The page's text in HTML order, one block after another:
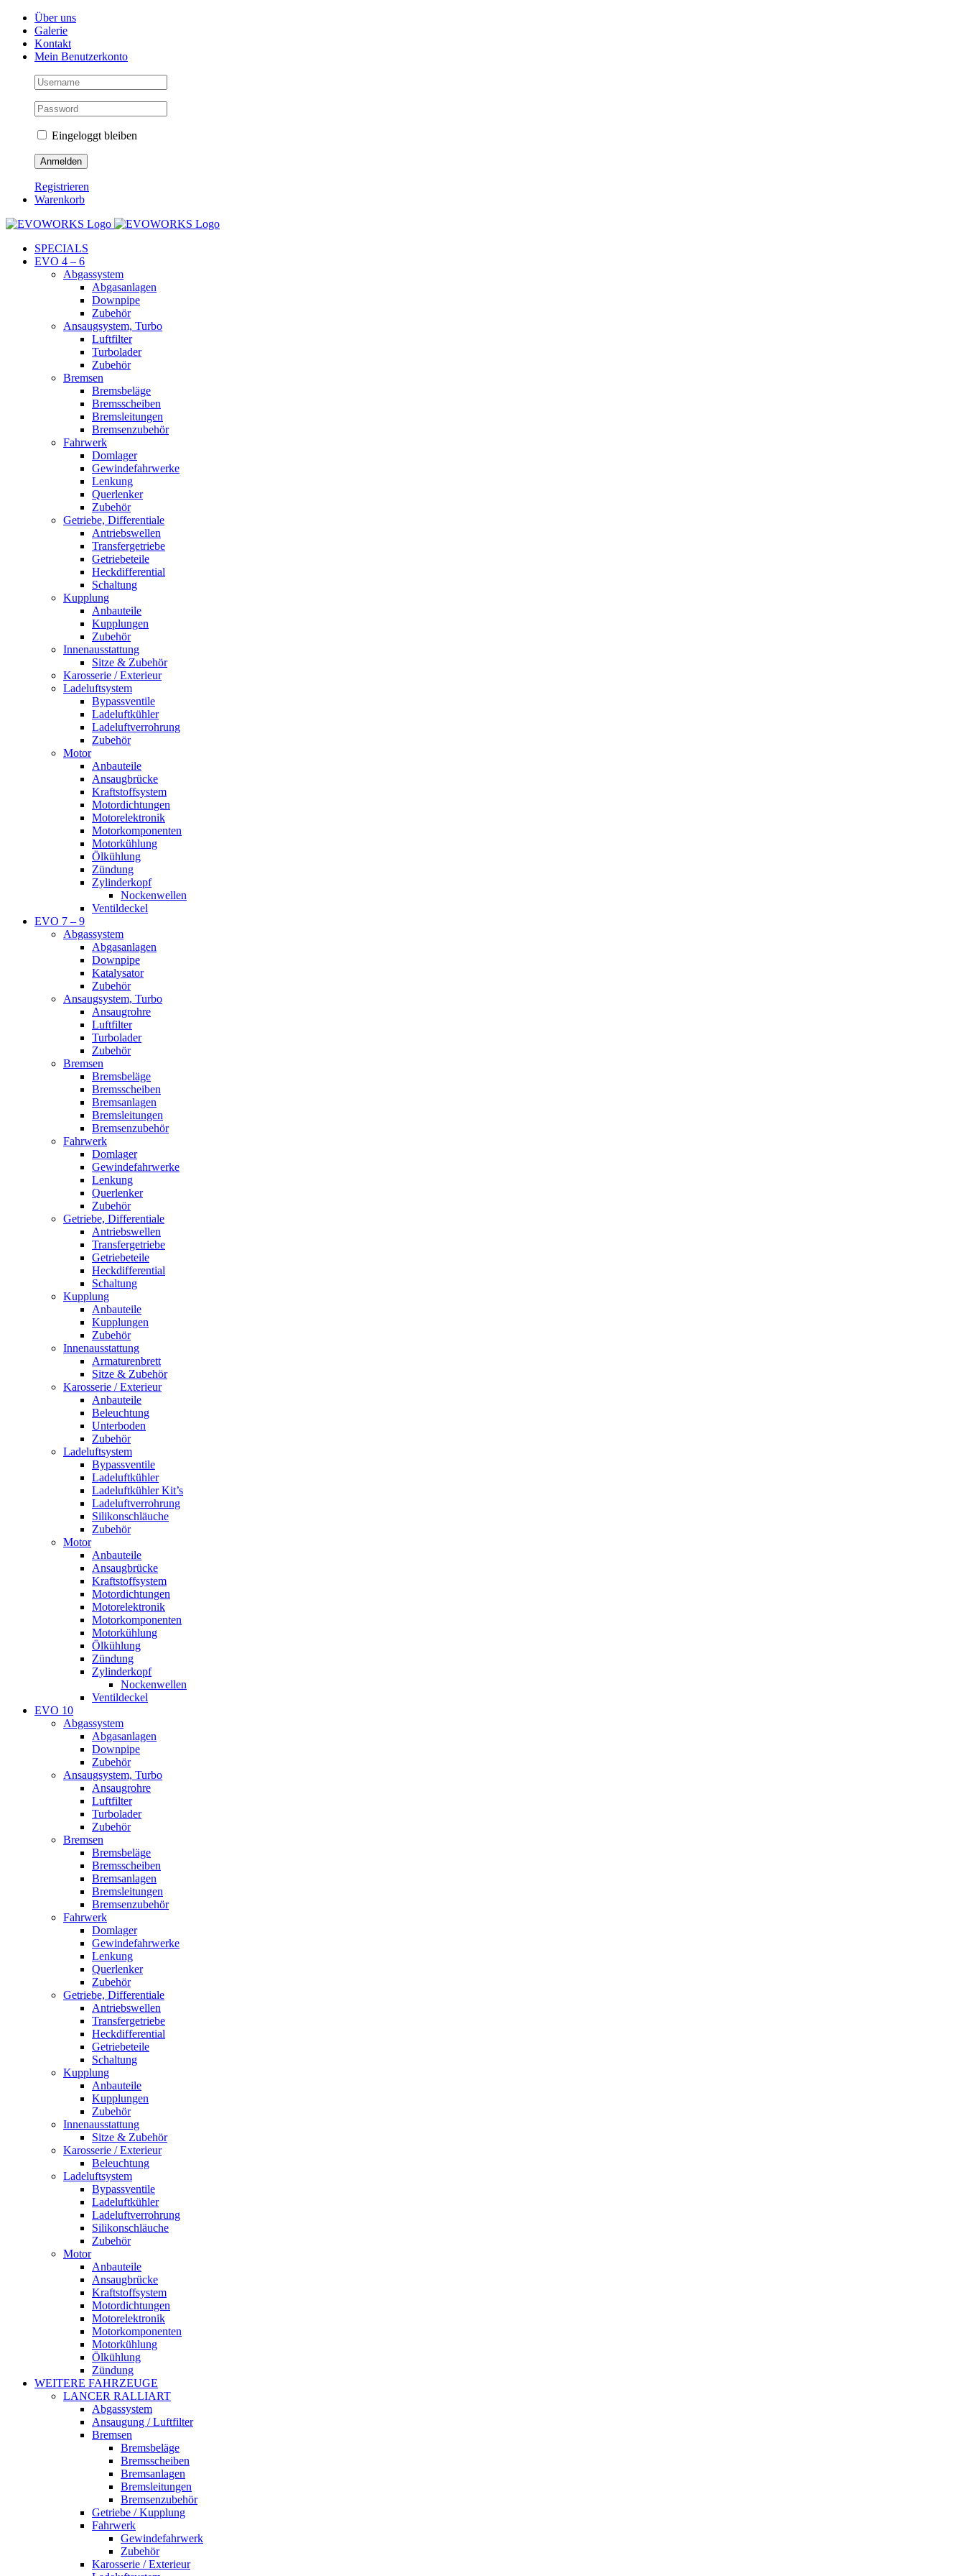
Skip
content
Facebook
Instagram
YouTubeÜber uns
Galerie
Kontakt
Mein Benutzerkonto
Eingeloggt bleiben
Registrieren
Warenkorb
SPECIALS
EVO 4 – 6
Abgassystem
Abgasanlagen
Downpipe
Zubehör
Ansaugsystem, Turbo
Luftfilter
Turbolader
Zubehör
Bremsen
Bremsbeläge
Bremsscheiben
Bremsleitungen
Bremsenzubehör
Fahrwerk
Domlager
Gewindefahrwerke
Lenkung
Querlenker
Zubehör
Getriebe, Differentiale
Antriebswellen
Transfergetriebe
Getriebeteile
Heckdifferential
Schaltung
Kupplung
Anbauteile
Kupplungen
Zubehör
Innenausstattung
Sitze & Zubehör
Karosserie / Exterieur
Ladeluftsystem
Bypassventile
Ladeluftkühler
Ladeluftverrohrung
Zubehör
Motor
Anbauteile
Ansaugbrücke
Kraftstoffsystem
Motordichtungen
Motorelektronik
Motorkomponenten
Motorkühlung
Ölkühlung
Zündung
Zylinderkopf
Nockenwellen
Ventildeckel
EVO 7 – 9
Abgassystem
Abgasanlagen
Downpipe
Katalysator
Zubehör
Ansaugsystem, Turbo
Ansaugrohre
Luftfilter
Turbolader
Zubehör
Bremsen
Bremsbeläge
Bremsscheiben
Bremsanlagen
Bremsleitungen
Bremsenzubehör
Fahrwerk
Domlager
Gewindefahrwerke
Lenkung
Querlenker
Zubehör
Getriebe, Differentiale
Antriebswellen
Transfergetriebe
Getriebeteile
Heckdifferential
Schaltung
Kupplung
Anbauteile
Kupplungen
Zubehör
Innenausstattung
Armaturenbrett
Sitze & Zubehör
Karosserie / Exterieur
Anbauteile
Beleuchtung
Unterboden
Zubehör
Ladeluftsystem
Bypassventile
Ladeluftkühler
Ladeluftkühler Kit’s
Ladeluftverrohrung
Silikonschläuche
Zubehör
Motor
Anbauteile
Ansaugbrücke
Kraftstoffsystem
Motordichtungen
Motorelektronik
Motorkomponenten
Motorkühlung
Ölkühlung
Zündung
Zylinderkopf
Nockenwellen
Ventildeckel
EVO 10
Abgassystem
Abgasanlagen
Downpipe
Zubehör
Ansaugsystem, Turbo
Ansaugrohre
Luftfilter
Turbolader
Zubehör
Bremsen
Bremsbeläge
Bremsscheiben
Bremsanlagen
Bremsleitungen
Bremsenzubehör
Fahrwerk
Domlager
Gewindefahrwerke
Lenkung
Querlenker
Zubehör
Getriebe, Differentiale
Antriebswellen
Transfergetriebe
Heckdifferential
Getriebeteile
Schaltung
Kupplung
Anbauteile
Kupplungen
Zubehör
Innenausstattung
Sitze & Zubehör
Karosserie / Exterieur
Beleuchtung
Ladeluftsystem
Bypassventile
Ladeluftkühler
Ladeluftverrohrung
Silikonschläuche
Zubehör
Motor
Anbauteile
Ansaugbrücke
Kraftstoffsystem
Motordichtungen
Motorelektronik
Motorkomponenten
Motorkühlung
Ölkühlung
Zündung
WEITERE FAHRZEUGE
LANCER RALLIART
Abgassystem
Ansaugung / Luftfilter
Bremsen
Bremsbeläge
Bremsscheiben
Bremsanlagen
Bremsleitungen
Bremsenzubehör
Getriebe / Kupplung
Fahrwerk
Gewindefahrwerk
Zubehör
Karosserie / Exterieur